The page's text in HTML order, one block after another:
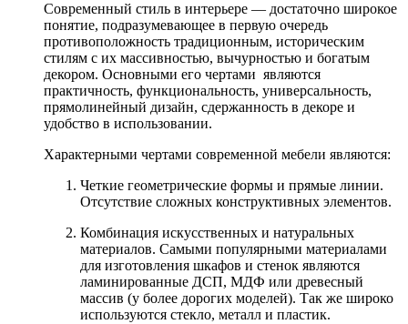
Современный стиль в интерьере — достаточно широкое
понятие, подразумевающее в первую очередь
противоположность традиционным, историческим
стилям с их массивностью, вычурностью и богатым
декором. Основными его чертами являются
практичность, функциональность, универсальность,
прямолинейный дизайн, сдержанность в декоре и
удобство в использовании.
Характерными чертами современной мебели являются:
Четкие геометрические формы и прямые линии.
Отсутствие сложных конструктивных элементов.
Комбинация искусственных и натуральных
материалов. Самыми популярными материалами
для изготовления шкафов и стенок являются
ламинированные ДСП, МДФ или древесный
массив (у более дорогих моделей). Так же широко
используются стекло, металл и пластик.